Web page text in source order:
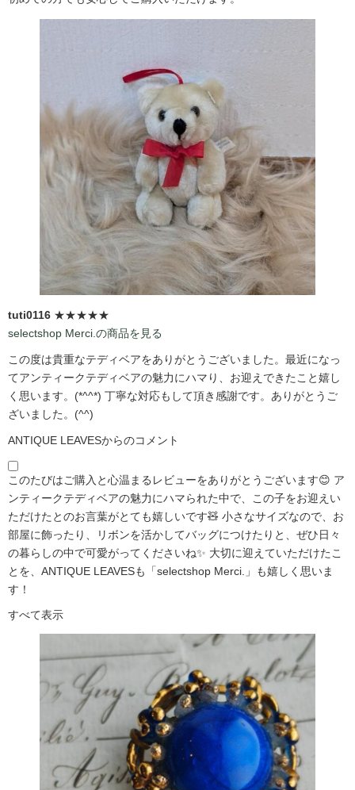
tuti0116 ★★★★★
selectshop Merci.の商品を見る
この度は貴重なテディベアをありがとうございました。最近になっ
てアンティークテディベアの魅力にハマり、お迎えできたこと嬉し
く思います。(*^^*) 丁寧な対応もして頂き感謝です。ありがとうご
ざいました。(^^)
ANTIQUE LEAVESからのコメント
このたびはご購入と心温まるレビューをありがとうございます😊 ア
ンティークテディベアの魅力にハマられた中で、この子をお迎えい
ただけたとのお言葉がとても嬉しいです🧸 小さなサイズなので、お
部屋に飾ったり、リボンを活かしてバッグにつけたりと、ぜひ日々
の暮らしの中で可愛がってくださいね✨ 大切に迎えていただけたこ
とを、ANTIQUE LEAVESも「selectshop Merci.」も嬉しく思いま
す！
すべて表示